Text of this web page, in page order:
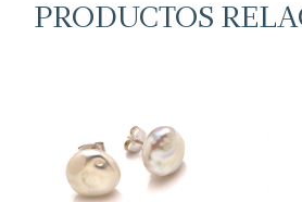
PRODUCTOS